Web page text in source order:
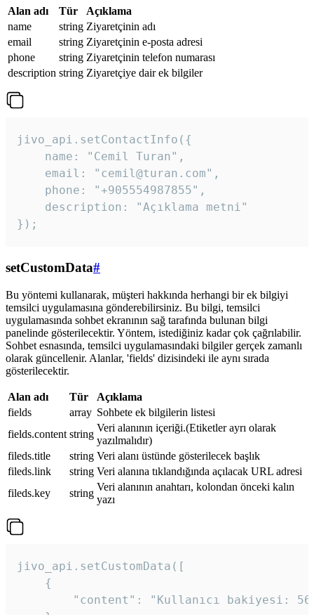
Alan adı Tür
Açıklama
name
string Ziyaretçinin adı
email
string Ziyaretçinin e-posta adresi
phone
string Ziyaretçinin telefon numarası
description string Ziyaretçiye dair ek bilgiler
jivo_api.setContactInfo({
    name: "Cemil Turan",
    email: "cemil@turan.com",
    phone: "+905554987855",
    description: "Açıklama metni"
});
setCustomData#
Bu yöntemi kullanarak, müşteri hakkında herhangi bir ek bilgiyi
temsilci uygulamasına gönderebilirsiniz. Bu bilgi, temsilci
uygulamasında sohbet ekranının sağ tarafında bulunan bilgi
panelinde gösterilecektir. Yöntem, istediğiniz kadar çok çağrılabilir.
Sohbet esnasında, temsilci uygulamasındaki bilgiler gerçek zamanlı
olarak güncellenir. Alanlar, 'fields' dizisindeki ile aynı sırada
gösterilecektir.
Alan adı Tür
Açıklama
fields
array Sohbete ek bilgilerin listesi
fields.content string
Veri alanının içeriği.(Etiketler ayrı olarak
yazılmalıdır)
fileds.title
string Veri alanı üstünde gösterilecek başlık
fileds.link
string Veri alanına tıklandığında açılacak URL adresi
fileds.key
string
Veri alanının anahtarı, kolondan önceki kalın
yazı
jivo_api.setCustomData([
    {
"content": "Kullanıcı bakiyesi: